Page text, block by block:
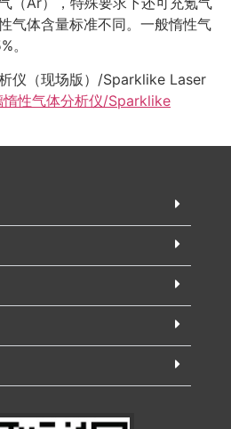
气体含量标准不同。一般惰性气
。
仪（现场版）/Sparklike Laser
惰性气体分析仪/Sparklike